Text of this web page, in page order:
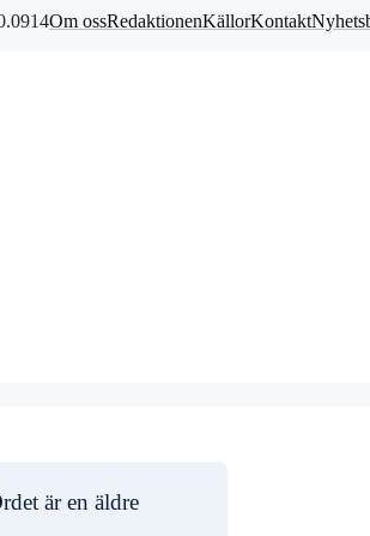
Om ossRedaktionenKällorKontakt
är en äldre